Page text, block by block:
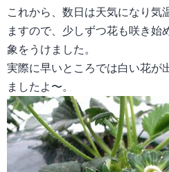
これから、数日は天気になり気
ますので、少しずつ花も咲き始
象をうけました。
実際に早いところでは白い花が
ましたよ〜。